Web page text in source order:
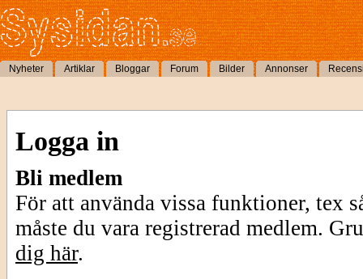
Nyheter Artiklar Bloggar Forum Bilder Annonser
Logga in
Bli medlem
För att använda vissa funktioner, tex
måste du vara registrerad medlem.
dig här.